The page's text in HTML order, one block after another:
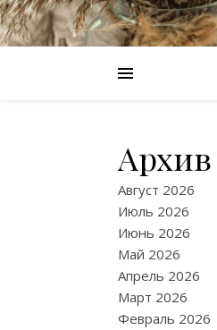
Архив
Август 2026
Июль 2026
Июнь 2026
Май 2026
Апрель 2026
Март 2026
Февраль 2026